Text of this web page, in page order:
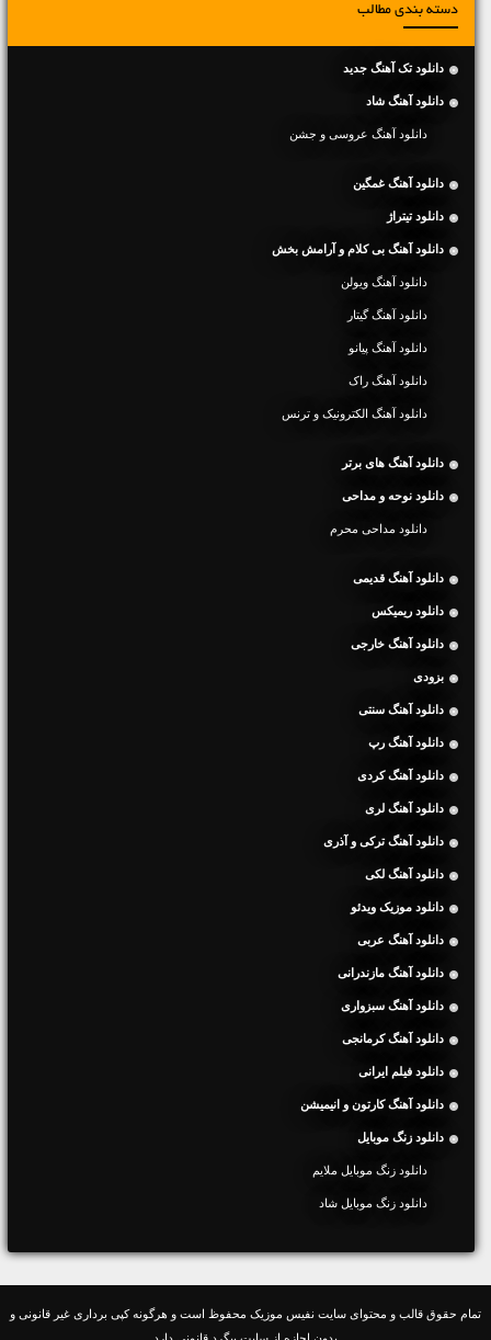
دسته بندی مطالب
دانلود تک آهنگ جدید
دانلود آهنگ شاد
دانلود آهنگ عروسی و جشن
دانلود آهنگ غمگین
دانلود تیتراژ
دانلود آهنگ بی کلام و آرامش بخش
دانلود آهنگ ویولن
دانلود آهنگ گیتار
دانلود آهنگ پیانو
دانلود آهنگ راک
دانلود آهنگ الکترونیک و ترنس
دانلود آهنگ های برتر
دانلود نوحه و مداحی
دانلود مداحی محرم
دانلود آهنگ قدیمی
دانلود ریمیکس
دانلود آهنگ خارجی
بزودی
دانلود آهنگ سنتی
دانلود آهنگ رپ
دانلود آهنگ کردی
دانلود آهنگ لری
دانلود آهنگ ترکی و آذری
دانلود آهنگ لکی
دانلود موزیک ویدئو
دانلود آهنگ عربی
دانلود آهنگ مازندرانی
دانلود آهنگ سبزواری
دانلود آهنگ کرمانجی
دانلود فیلم ایرانی
دانلود آهنگ کارتون و انیمیشن
دانلود زنگ موبایل
دانلود زنگ موبایل ملایم
دانلود زنگ موبایل شاد
تمام حقوق قالب و محتوای سایت نفیس موزیک محفوظ است و هرگونه کپی برداری غیر قانونی و